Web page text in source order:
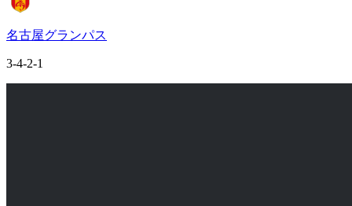
名古屋グランパス
3-4-2-1